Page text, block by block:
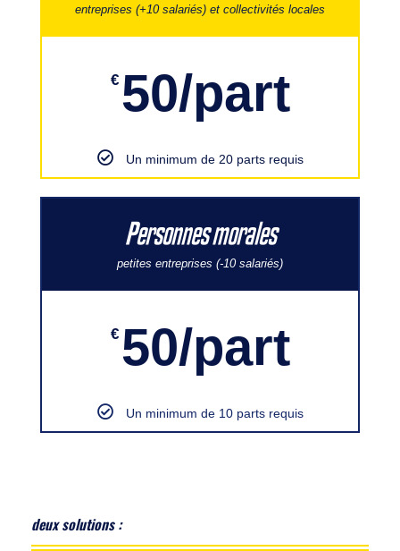
entreprises (+10 salariés) et collectivités locales
€ 50/part
Un minimum de 20 parts requis
Personnes morales
petites entreprises (-10 salariés)
€ 50/part
Un minimum de 10 parts requis
deux solutions :